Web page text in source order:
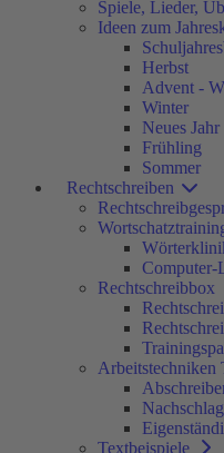
Spiele, Lieder,
Ideen zum
Herbst
Advent -
Winter
Neues Jahr
Frühling
Sommer
Rechtschreiben
Computer-
Rechtschreibbox
Arbeitstechniken
Textbeispiele